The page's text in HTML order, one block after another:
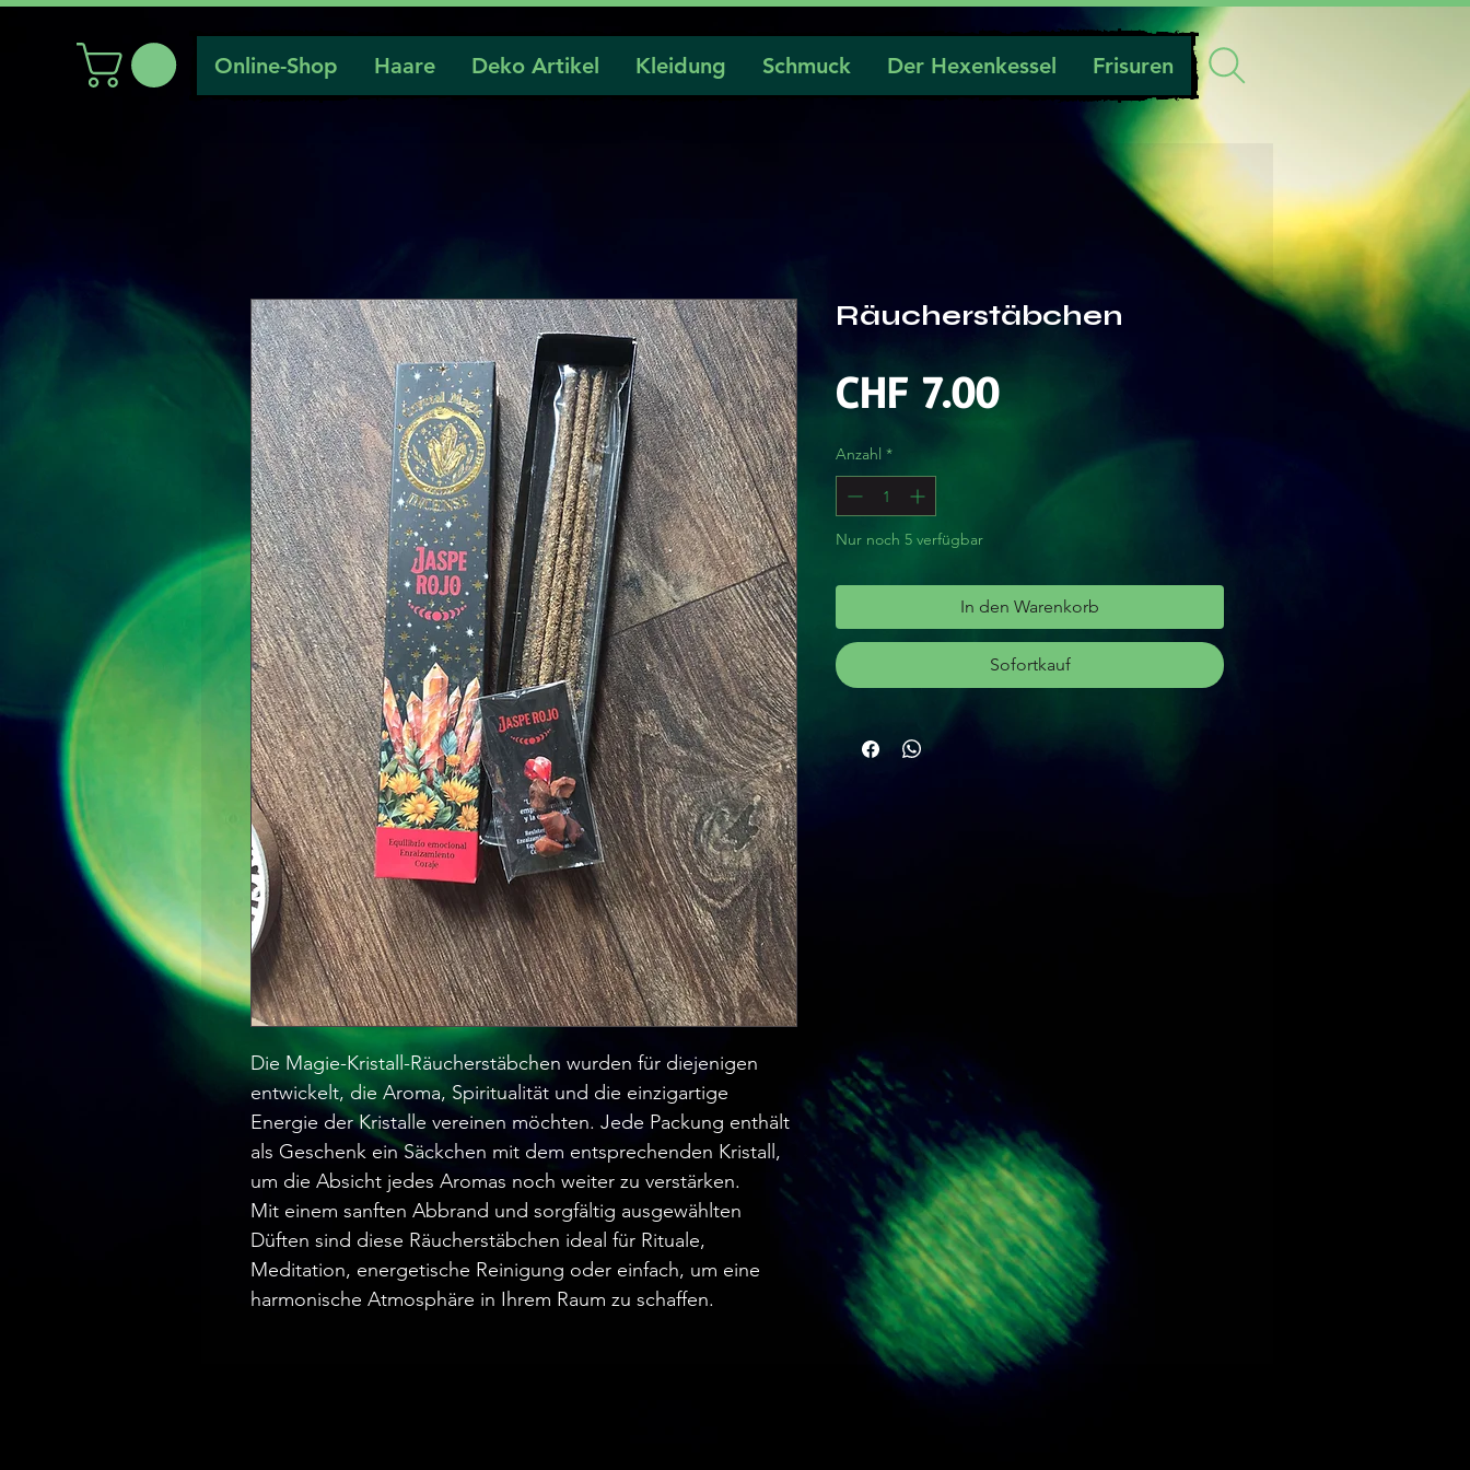
Online-Shop Haare Deko Artikel Kleidung Schmuck Der Hexenkessel Frisuren
Die Magie-Kristall-Räucherstäbchen wurden für diejenigen
entwickelt, die Aroma, Spiritualität und die einzigartige
Energie der Kristalle vereinen möchten. Jede Packung enthält
als Geschenk ein Säckchen mit dem entsprechenden Kristall,
um die Absicht jedes Aromas noch weiter zu verstärken.
Mit einem sanften Abbrand und sorgfältig ausgewählten
Düften sind diese Räucherstäbchen ideal für Rituale,
Meditation, energetische Reinigung oder einfach, um eine
harmonische Atmosphäre in Ihrem Raum zu schaffen.
Räucherstäbchen
CHF 7.00Preis
Anzahl *
Nur noch 5 verfügbar
In den Warenkorb
Sofortkauf